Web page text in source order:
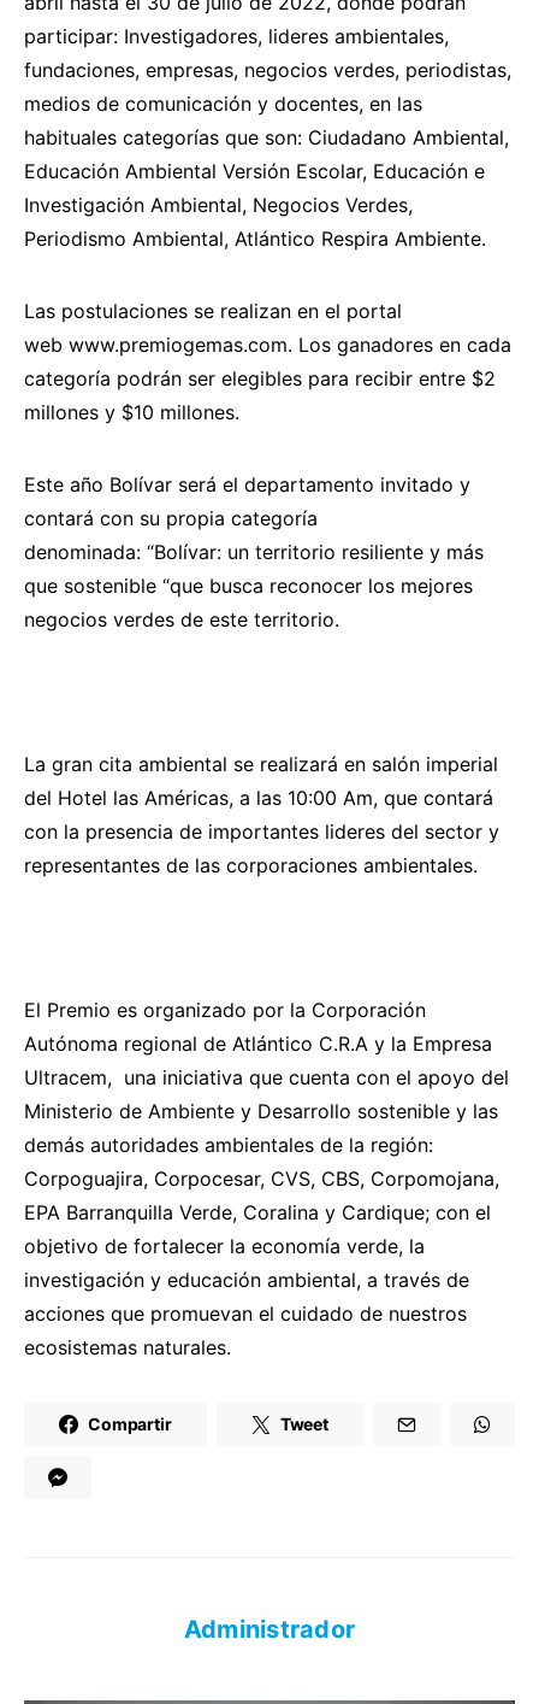
participar: Investigadores, lideres ambientales,
fundaciones, empresas, negocios verdes, periodistas,
medios de comunicación y docentes, en las
habituales categorías que son: Ciudadano Ambiental,
Educación Ambiental Versión Escolar, Educación e
Investigación Ambiental, Negocios Verdes,
Periodismo Ambiental, Atlántico Respira Ambiente.
Las postulaciones se realizan en el portal
web www.premiogemas.com. Los ganadores en cada
categoría podrán ser elegibles para recibir entre $2
millones y $10 millones.
Este año Bolívar será el departamento invitado y
contará con su propia categoría
denominada: “Bolívar: un territorio resiliente y más
que sostenible “que busca reconocer los mejores
negocios verdes de este territorio.
La gran cita ambiental se realizará en salón imperial
del Hotel las Américas, a las 10:00 Am, que contará
con la presencia de importantes lideres del sector y
representantes de las corporaciones ambientales.
El Premio es organizado por la Corporación
Autónoma regional de Atlántico C.R.A y la Empresa
Ultracem, una iniciativa que cuenta con el apoyo del
Ministerio de Ambiente y Desarrollo sostenible y las
demás autoridades ambientales de la región:
Corpoguajira, Corpocesar, CVS, CBS, Corpomojana,
EPA Barranquilla Verde, Coralina y Cardique; con el
objetivo de fortalecer la economía verde, la
investigación y educación ambiental, a través de
acciones que promuevan el cuidado de nuestros
ecosistemas naturales.
Compartir Tweet
Administrador